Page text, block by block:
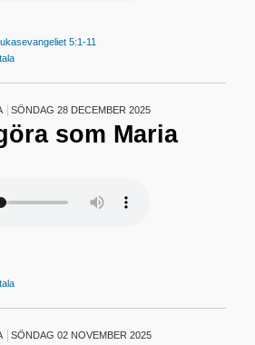
5:1-11
SÖNDAG 28 DECEMBER 2025
som Maria
SÖNDAG 02 NOVEMBER 2025